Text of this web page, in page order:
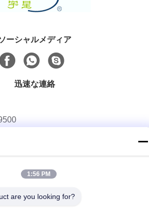
ーシャルメディア
迅速な連絡
1:56 PM
are you looking for?